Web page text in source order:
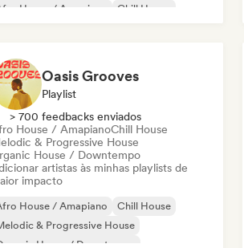
House / Amapiano
Chill House
Oasis Grooves
Playlist
> 700 feedbacks enviados
House / AmapianoChill House
& Progressive House
House / Downtempo
artistas às minhas playlists de
impacto
House / Amapiano
Chill House
& Progressive House
House / Downtempo